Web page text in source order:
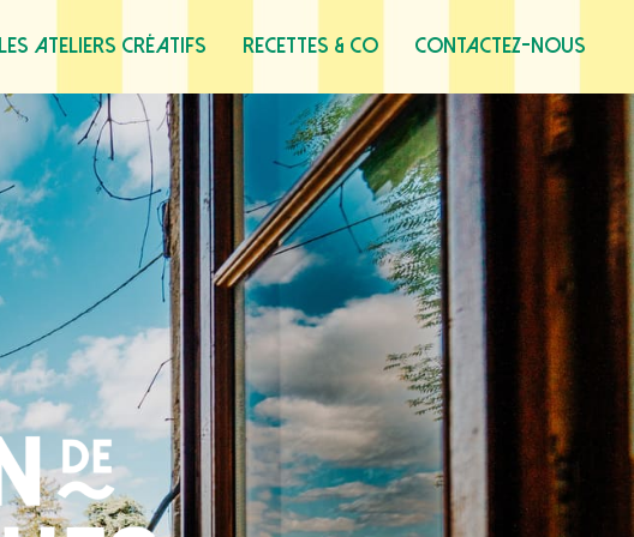
Les ateliers créatifs Recettes & co Contactez-nous